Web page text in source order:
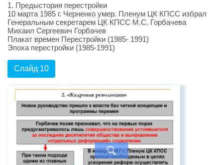
1. Предыстория перестройки
10 марта 1985 г. Черненко умер. Пленум ЦК КПСС избрал
Генеральным секретарем ЦК КПСС М.С. Горбачева
Михаил Сергеевич Горбачев
Плакат времен Перестройки (1985- 1991)
Эпоха перестройки (1985-1991)
Слайд 10